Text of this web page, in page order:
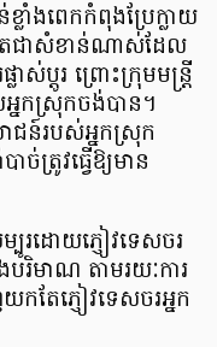
ាំងពេកកំពុងប្រែក្លាយ
តជាសំខាន់ណាស់ដែល
ស់ប្ដូរ ព្រោះក្រុមមន្ត្រី
អ្នកស្រុកចង់បាន។
ជន៍របស់អ្នកស្រុក
ត្រូវធ្វើឱ្យមាន
រដោយភ្ញៀវទេសចរ
បរិមាណ តាមរយៈការ
កតែភ្ញៀវទេសចរអ្នក